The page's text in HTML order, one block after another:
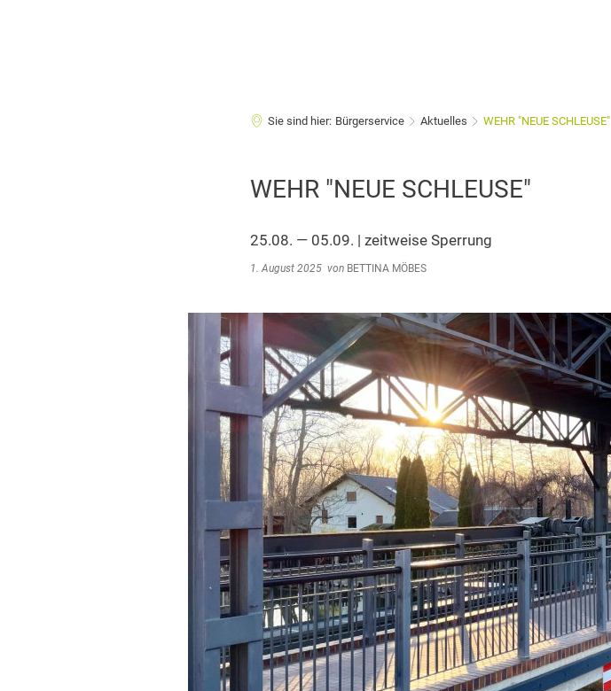
Sie sind hier: Bürgerservice Aktuelles WEHR "NEUE SCHLEUSE"
WEHR "NEUE SCHLEUSE"
25.08. — 05.09. | zeitweise Sperrung
1. August 2025 von BETTINA MÖBES